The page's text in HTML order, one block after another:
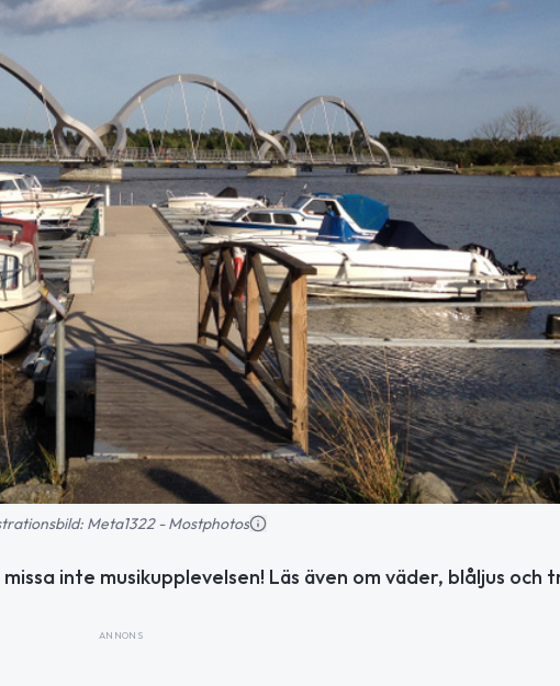
Meta1322 - Mostphotos
inte musikupplevelsen! Läs även om väder, blåljus och
ANNONS